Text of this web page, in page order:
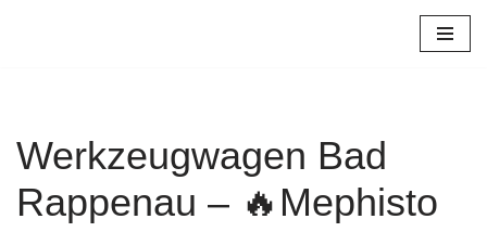
Werkzeugwagen Bad
Rappenau – 🔥Mephisto